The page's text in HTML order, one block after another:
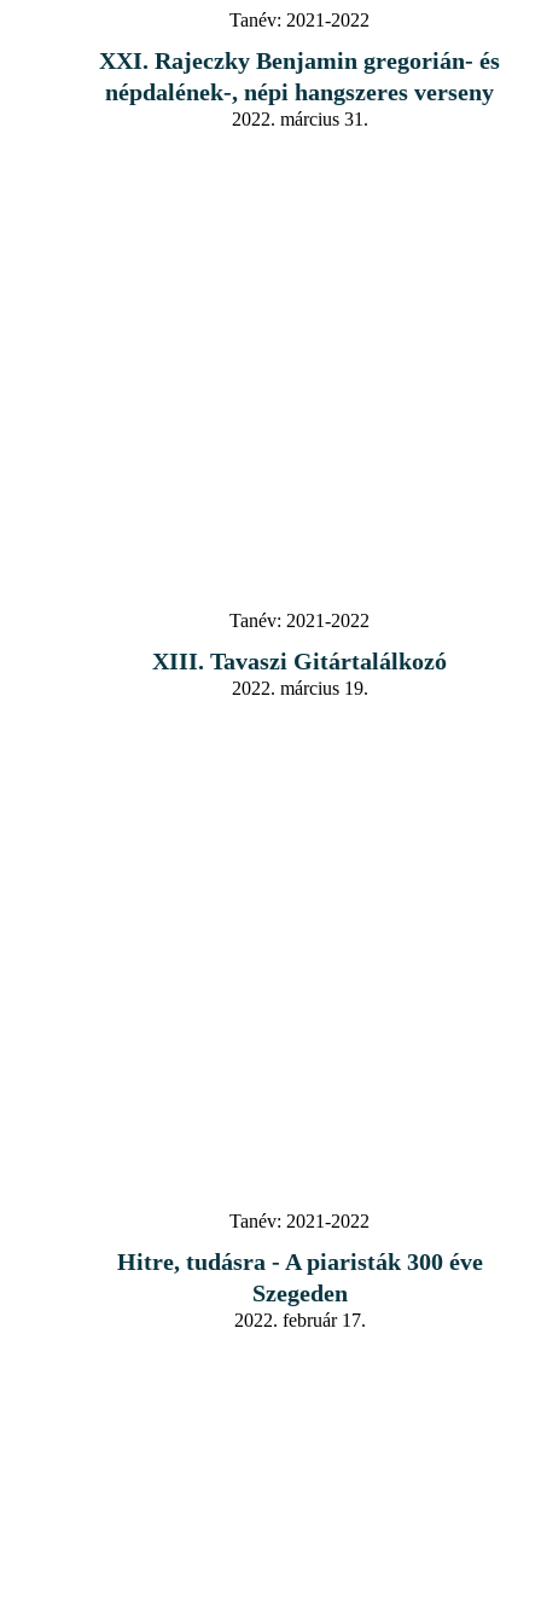
Tanév: 2021-2022
XXI. Rajeczky Benjamin gregorián- és
népdalének-, népi hangszeres verseny
2022. március 31.
Tanév: 2021-2022
XIII. Tavaszi Gitártalálkozó
2022. március 19.
Tanév: 2021-2022
Hitre, tudásra - A piaristák 300 éve
Szegeden
2022. február 17.